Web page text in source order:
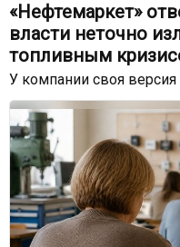
«Нефтемаркет»
власти неточно
топливным
У компании своя